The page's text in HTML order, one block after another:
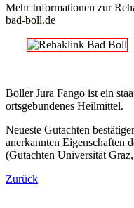
Mehr Informationen zur
bad-boll.de
Boller Jura Fango ist ein
ortsgebundenes Heilmittel.
Neueste Gutachten
anerkannten Eigenschaften
(Gutachten Universität
Zurück